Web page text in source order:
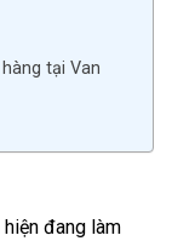
tại Van
đang làm